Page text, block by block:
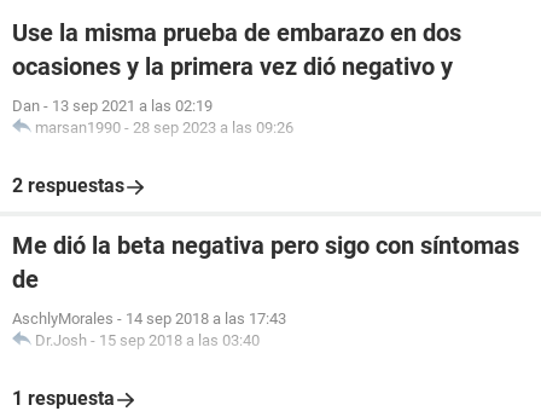
Use la misma prueba de embarazo en dos
ocasiones y la primera vez dió negativo y
Dan - 13 sep 2021 a las 02:19
marsan1990 - 28 sep 2023 a las 09:26
2 respuestas
Me dió la beta negativa pero sigo con síntomas
de
AschlyMorales - 14 sep 2018 a las 17:43
Dr.Josh - 15 sep 2018 a las 03:40
1 respuesta